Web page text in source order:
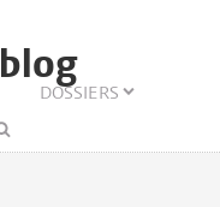
blog
DOSSIERS